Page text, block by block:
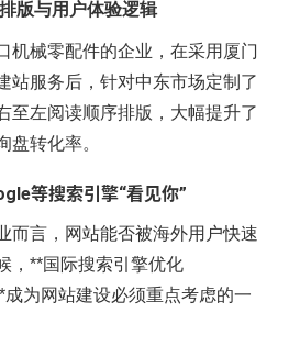
版与用户体验逻辑
机械零配件的企业，在采用 厦门
站服务后，针对中东市场定制了
至左阅读顺序排版，大幅提升了
盘转化率。
等搜索引擎“看见你”
而言，网站能否被海外用户快速
，**国际搜索引擎优化
成为网站建设必须重点考虑的一